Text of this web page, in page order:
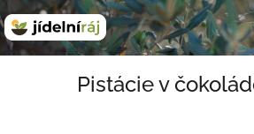
na
obsah
Pistácie v